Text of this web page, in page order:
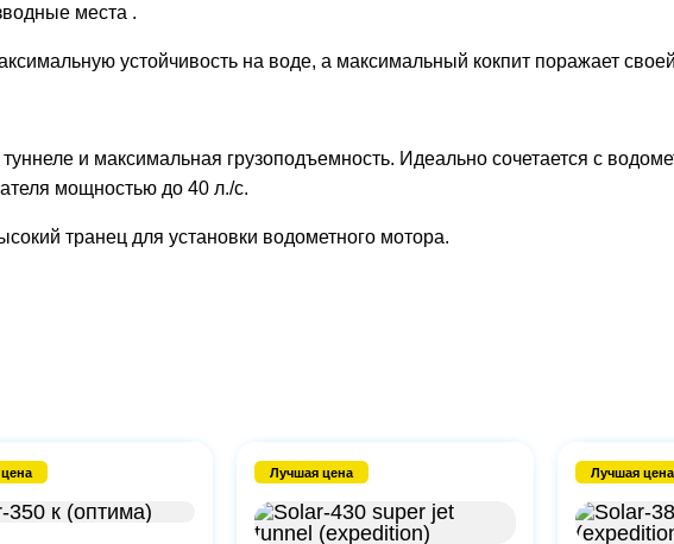
места .
устойчивость на воде, а максимальный кокпит поражает
и максимальная грузоподъемность. Идеально сочетается с
мощностью до 40 л./с.
транец для установки водометного мотора.
Лучшая цена Лучшая цена